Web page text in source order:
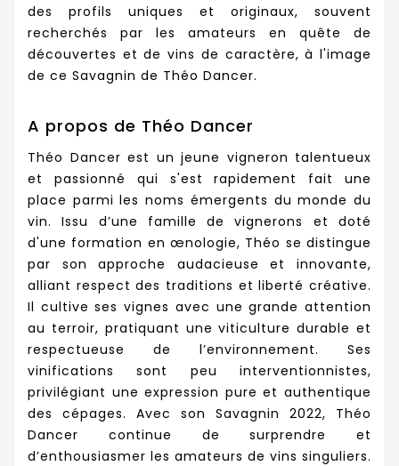
des profils uniques et originaux, souvent
recherchés par les amateurs en quête de
découvertes et de vins de caractère, à l'image
de ce Savagnin de Théo Dancer.
A propos de Théo Dancer
Théo Dancer est un jeune vigneron talentueux
et passionné qui s'est rapidement fait une
place parmi les noms émergents du monde du
vin. Issu d’une famille de vignerons et doté
d'une formation en œnologie, Théo se distingue
par son approche audacieuse et innovante,
alliant respect des traditions et liberté créative.
Il cultive ses vignes avec une grande attention
au terroir, pratiquant une viticulture durable et
respectueuse de l’environnement. Ses
vinifications sont peu interventionnistes,
privilégiant une expression pure et authentique
des cépages. Avec son Savagnin 2022, Théo
Dancer continue de surprendre et
d’enthousiasmer les amateurs de vins singuliers.